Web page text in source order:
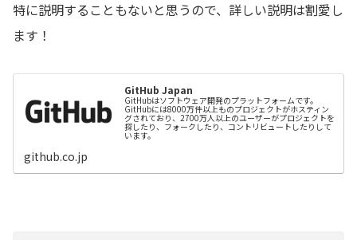
特に説明することもないと思うので、詳しい説明は割愛し
ます！
GitHub Japan
GitHubはソフトウェア開発のプラットフォームです。
GitHubには8000万件以上ものプロジェクトがホスティン
グされており、2700万人以上のユーザーがプロジェクトを
探したり、フォークしたり、コントリビュートしたりして
います。
github.co.jp